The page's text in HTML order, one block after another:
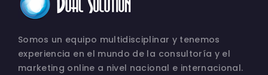
Somos un equipo multidisciplinar y tenemos
experiencia en el mundo de la consultoría y el
marketing online a nivel nacional e internacional.